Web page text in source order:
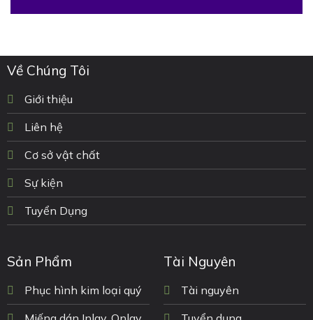
Về Chúng Tôi
Giới thiệu
Liên hệ
Cơ sở vật chất
Sự kiện
Tuyển Dụng
Sản Phẩm
Phục hình kim loại quý
Tài Nguyên
Tài nguyên